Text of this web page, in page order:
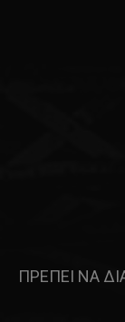
ΠΡΕΠΕΙ ΝΑ